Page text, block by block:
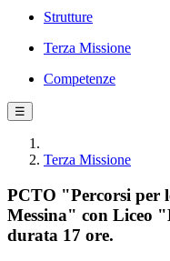
Strutture
Terza Missione
Competenze
☰
Terza Missione
PCTO "Percorsi per
Messina" con Liceo
durata 17 ore.